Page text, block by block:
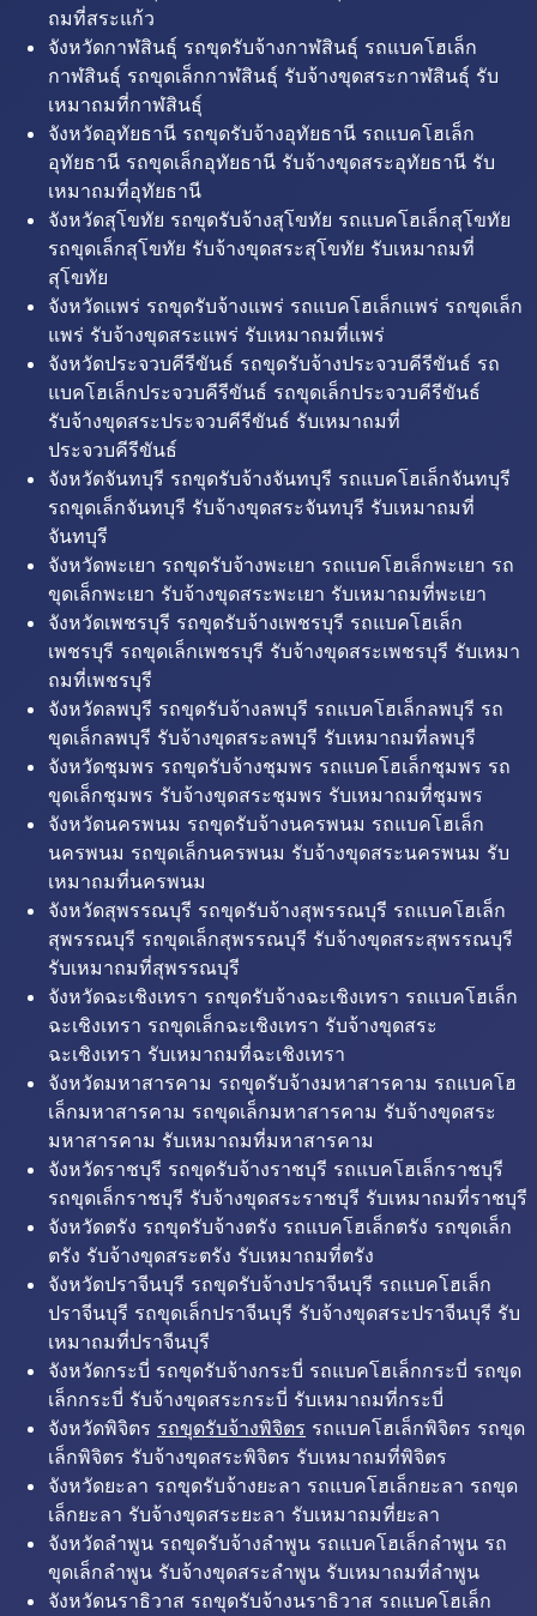
ถมที่สระแก้ว
จังหวัดกาฬสินธุ์ รถขุดรับจ้างกาฬสินธุ์ รถแบคโฮเล็ก
กาฬสินธุ์ รถขุดเล็กกาฬสินธุ์ รับจ้างขุดสระกาฬสินธุ์ รับ
เหมาถมที่กาฬสินธุ์
จังหวัดอุทัยธานี รถขุดรับจ้างอุทัยธานี รถแบคโฮเล็ก
อุทัยธานี รถขุดเล็กอุทัยธานี รับจ้างขุดสระอุทัยธานี รับ
เหมาถมที่อุทัยธานี
จังหวัดสุโขทัย รถขุดรับจ้างสุโขทัย รถแบคโฮเล็กสุโขทัย
รถขุดเล็กสุโขทัย รับจ้างขุดสระสุโขทัย รับเหมาถมที่
สุโขทัย
จังหวัดแพร่ รถขุดรับจ้างแพร่ รถแบคโฮเล็กแพร่ รถขุดเล็ก
แพร่ รับจ้างขุดสระแพร่ รับเหมาถมที่แพร่
จังหวัดประจวบคีรีขันธ์ รถขุดรับจ้างประจวบคีรีขันธ์ รถ
แบคโฮเล็กประจวบคีรีขันธ์ รถขุดเล็กประจวบคีรีขันธ์
รับจ้างขุดสระประจวบคีรีขันธ์ รับเหมาถมที่
ประจวบคีรีขันธ์
จังหวัดจันทบุรี รถขุดรับจ้างจันทบุรี รถแบคโฮเล็กจันทบุรี
รถขุดเล็กจันทบุรี รับจ้างขุดสระจันทบุรี รับเหมาถมที่
จันทบุรี
จังหวัดพะเยา รถขุดรับจ้างพะเยา รถแบคโฮเล็กพะเยา รถ
ขุดเล็กพะเยา รับจ้างขุดสระพะเยา รับเหมาถมที่พะเยา
จังหวัดเพชรบุรี รถขุดรับจ้างเพชรบุรี รถแบคโฮเล็ก
เพชรบุรี รถขุดเล็กเพชรบุรี รับจ้างขุดสระเพชรบุรี รับเหมา
ถมที่เพชรบุรี
จังหวัดลพบุรี รถขุดรับจ้างลพบุรี รถแบคโฮเล็กลพบุรี รถ
ขุดเล็กลพบุรี รับจ้างขุดสระลพบุรี รับเหมาถมที่ลพบุรี
จังหวัดชุมพร รถขุดรับจ้างชุมพร รถแบคโฮเล็กชุมพร รถ
ขุดเล็กชุมพร รับจ้างขุดสระชุมพร รับเหมาถมที่ชุมพร
จังหวัดนครพนม รถขุดรับจ้างนครพนม รถแบคโฮเล็ก
นครพนม รถขุดเล็กนครพนม รับจ้างขุดสระนครพนม รับ
เหมาถมที่นครพนม
จังหวัดสุพรรณบุรี รถขุดรับจ้างสุพรรณบุรี รถแบคโฮเล็ก
สุพรรณบุรี รถขุดเล็กสุพรรณบุรี รับจ้างขุดสระสุพรรณบุรี
รับเหมาถมที่สุพรรณบุรี
จังหวัดฉะเชิงเทรา รถขุดรับจ้างฉะเชิงเทรา รถแบคโฮเล็ก
ฉะเชิงเทรา รถขุดเล็กฉะเชิงเทรา รับจ้างขุดสระ
ฉะเชิงเทรา รับเหมาถมที่ฉะเชิงเทรา
จังหวัดมหาสารคาม รถขุดรับจ้างมหาสารคาม รถแบคโฮ
เล็กมหาสารคาม รถขุดเล็กมหาสารคาม รับจ้างขุดสระ
มหาสารคาม รับเหมาถมที่มหาสารคาม
จังหวัดราชบุรี รถขุดรับจ้างราชบุรี รถแบคโฮเล็กราชบุรี
รถขุดเล็กราชบุรี รับจ้างขุดสระราชบุรี รับเหมาถมที่ราชบุรี
จังหวัดตรัง รถขุดรับจ้างตรัง รถแบคโฮเล็กตรัง รถขุดเล็ก
ตรัง รับจ้างขุดสระตรัง รับเหมาถมที่ตรัง
จังหวัดปราจีนบุรี รถขุดรับจ้างปราจีนบุรี รถแบคโฮเล็ก
ปราจีนบุรี รถขุดเล็กปราจีนบุรี รับจ้างขุดสระปราจีนบุรี รับ
เหมาถมที่ปราจีนบุรี
จังหวัดกระบี่ รถขุดรับจ้างกระบี่ รถแบคโฮเล็กกระบี่ รถขุด
เล็กกระบี่ รับจ้างขุดสระกระบี่ รับเหมาถมที่กระบี่
จังหวัดพิจิตร รถขุดรับจ้างพิจิตร รถแบคโฮเล็กพิจิตร รถขุด
เล็กพิจิตร รับจ้างขุดสระพิจิตร รับเหมาถมที่พิจิตร
จังหวัดยะลา รถขุดรับจ้างยะลา รถแบคโฮเล็กยะลา รถขุด
เล็กยะลา รับจ้างขุดสระยะลา รับเหมาถมที่ยะลา
จังหวัดลำพูน รถขุดรับจ้างลำพูน รถแบคโฮเล็กลำพูน รถ
ขุดเล็กลำพูน รับจ้างขุดสระลำพูน รับเหมาถมที่ลำพูน
จังหวัดนราธิวาส รถขุดรับจ้างนราธิวาส รถแบคโฮเล็ก